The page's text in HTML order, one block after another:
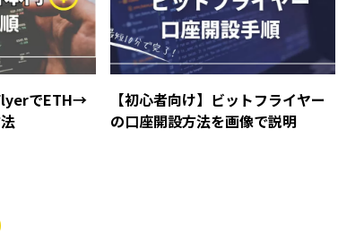
でETH→
【初心者向け】ビットフライヤー
の口座開設方法を画像で説明